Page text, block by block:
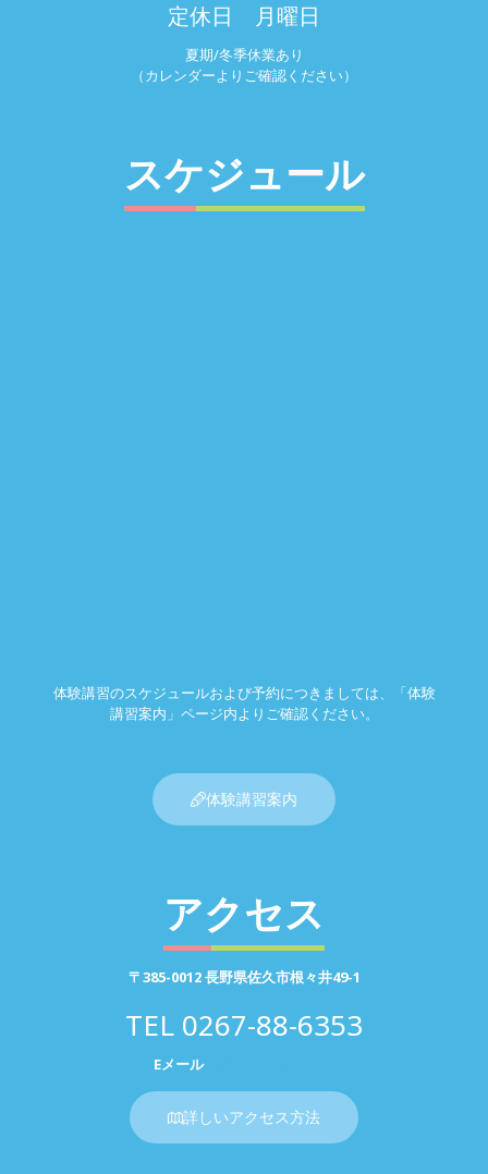
定休日 月曜日
夏期/冬季休業あり
（カレンダーよりご確認ください）
スケジュール
体験講習のスケジュールおよび予約につきましては、「体験
講習案内」ページ内よりご確認ください。
体験講習案内
アクセス
〒385-0012 長野県佐久市根々井49-1
TEL 0267-88-6353
Eメール
詳しいアクセス方法